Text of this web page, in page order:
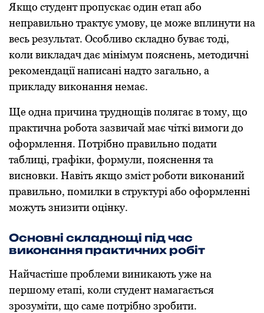
Якщо студент пропускає один етап або
неправильно трактує умову, це може вплинути на
весь результат. Особливо складно буває тоді,
коли викладач дає мінімум пояснень, методичні
рекомендації написані надто загально, а
прикладу виконання немає.
Ще одна причина труднощів полягає в тому, що
практична робота зазвичай має чіткі вимоги до
оформлення. Потрібно правильно подати
таблиці, графіки, формули, пояснення та
висновки. Навіть якщо зміст роботи виконаний
правильно, помилки в структурі або оформленні
можуть знизити оцінку.
Основні складнощі під час
виконання практичних робіт
Найчастіше проблеми виникають уже на
першому етапі, коли студент намагається
зрозуміти, що саме потрібно зробити.